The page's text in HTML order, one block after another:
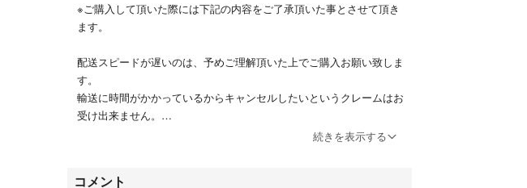
※ご購入して頂いた際には下記の内容をご了承頂いた事とさせて頂き
ます。
配送スピードが遅いのは、予めご理解頂いた上でご購入お願い致しま
す。
輸送に時間がかかっているからキャンセルしたいというクレームはお
受け出来ません。
続きを表示する
コメント